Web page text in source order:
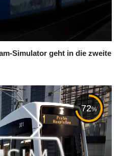
Simulator geht in die zweite
72%